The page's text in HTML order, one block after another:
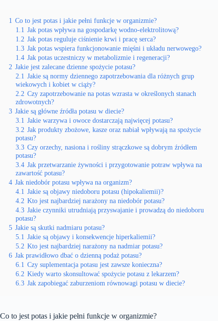
1 Co to jest potas i jakie pełni funkcje w organizmie?
1.1 Jak potas wpływa na gospodarkę wodno-elektrolitową?
1.2 Jak potas reguluje ciśnienie krwi i pracę serca?
1.3 Jak potas wspiera funkcjonowanie mięśni i układu nerwowego?
1.4 Jak potas uczestniczy w metabolizmie i regeneracji?
2 Jakie jest zalecane dzienne spożycie potasu?
2.1 Jakie są normy dziennego zapotrzebowania dla różnych grup
wiekowych i kobiet w ciąży?
2.2 Czy zapotrzebowanie na potas wzrasta w określonych stanach
zdrowotnych?
3 Jakie są główne źródła potasu w diecie?
3.1 Jakie warzywa i owoce dostarczają najwięcej potasu?
3.2 Jak produkty zbożowe, kasze oraz nabiał wpływają na spożycie
potasu?
3.3 Czy orzechy, nasiona i rośliny strączkowe są dobrym źródłem
potasu?
3.4 Jak przetwarzanie żywności i przygotowanie potraw wpływa na
zawartość potasu?
4 Jak niedobór potasu wpływa na organizm?
4.1 Jakie są objawy niedoboru potasu (hipokaliemii)?
4.2 Kto jest najbardziej narażony na niedobór potasu?
4.3 Jakie czynniki utrudniają przyswajanie i prowadzą do niedoboru
potasu?
5 Jakie są skutki nadmiaru potasu?
5.1 Jakie są objawy i konsekwencje hiperkaliemii?
5.2 Kto jest najbardziej narażony na nadmiar potasu?
6 Jak prawidłowo dbać o dzienną podaż potasu?
6.1 Czy suplementacja potasu jest zawsze konieczna?
6.2 Kiedy warto skonsultować spożycie potasu z lekarzem?
6.3 Jak zapobiegać zaburzeniom równowagi potasu w diecie?
Co to jest potas i jakie pełni funkcje w organizmie?